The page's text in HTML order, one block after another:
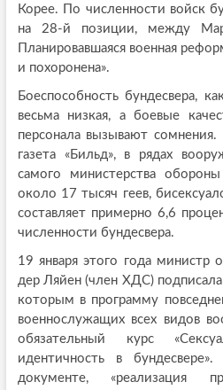
Корее. По численности войск
на 28-й позиции, между
Планировавшаяся военная
и похоронена».
Боеспособность бундесвера,
весьма низкая, а боевые
персонала вызывают
газета «Бильд», в рядах
самого министерства
около 17 тысяч геев,
составляет примерно 6,6
численности бундесвера.
19 января этого года
дер Ляйен (член ХДС) подписала
которым в программу
военнослужащих всех видов
обязательный курс
идентичность в
документе, «реализация